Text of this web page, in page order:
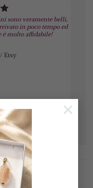
×
sono veramente belli,
in poco tempo ed
è molto affidabile!
/ Etsy
,
Spille Pendenti